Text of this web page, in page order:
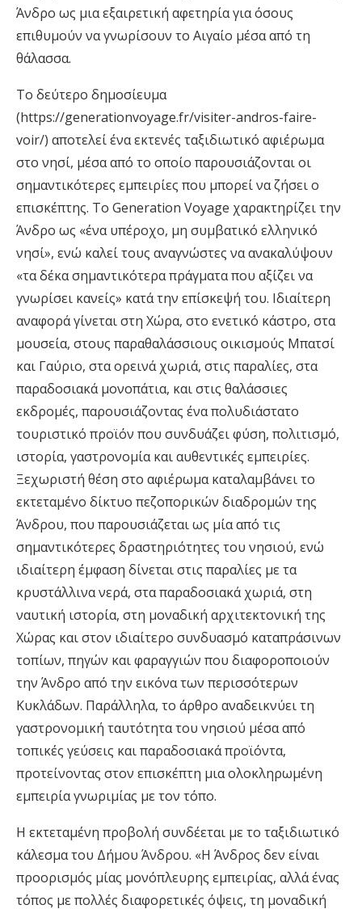
Άνδρο ως μια εξαιρετική αφετηρία για όσους
επιθυμούν να γνωρίσουν το Αιγαίο μέσα από τη
θάλασσα.
Το δεύτερο δημοσίευμα
(https://generationvoyage.fr/visiter-andros-faire-
voir/) αποτελεί ένα εκτενές ταξιδιωτικό αφιέρωμα
στο νησί, μέσα από το οποίο παρουσιάζονται οι
σημαντικότερες εμπειρίες που μπορεί να ζήσει ο
επισκέπτης. Το Generation Voyage χαρακτηρίζει την
Άνδρο ως «ένα υπέροχο, μη συμβατικό ελληνικό
νησί», ενώ καλεί τους αναγνώστες να ανακαλύψουν
«τα δέκα σημαντικότερα πράγματα που αξίζει να
γνωρίσει κανείς» κατά την επίσκεψή του. Ιδιαίτερη
αναφορά γίνεται στη Χώρα, στο ενετικό κάστρο, στα
μουσεία, στους παραθαλάσσιους οικισμούς Μπατσί
και Γαύριο, στα ορεινά χωριά, στις παραλίες, στα
παραδοσιακά μονοπάτια, και στις θαλάσσιες
εκδρομές, παρουσιάζοντας ένα πολυδιάστατο
τουριστικό προϊόν που συνδυάζει φύση, πολιτισμό,
ιστορία, γαστρονομία και αυθεντικές εμπειρίες.
Ξεχωριστή θέση στο αφιέρωμα καταλαμβάνει το
εκτεταμένο δίκτυο πεζοπορικών διαδρομών της
Άνδρου, που παρουσιάζεται ως μία από τις
σημαντικότερες δραστηριότητες του νησιού, ενώ
ιδιαίτερη έμφαση δίνεται στις παραλίες με τα
κρυστάλλινα νερά, στα παραδοσιακά χωριά, στη
ναυτική ιστορία, στη μοναδική αρχιτεκτονική της
Χώρας και στον ιδιαίτερο συνδυασμό καταπράσινων
τοπίων, πηγών και φαραγγιών που διαφοροποιούν
την Άνδρο από την εικόνα των περισσότερων
Κυκλάδων. Παράλληλα, το άρθρο αναδεικνύει τη
γαστρονομική ταυτότητα του νησιού μέσα από
τοπικές γεύσεις και παραδοσιακά προϊόντα,
προτείνοντας στον επισκέπτη μια ολοκληρωμένη
εμπειρία γνωριμίας με τον τόπο.
Η εκτεταμένη προβολή συνδέεται με το ταξιδιωτικό
κάλεσμα του Δήμου Άνδρου. «Η Άνδρος δεν είναι
προορισμός μίας μονόπλευρης εμπειρίας, αλλά ένας
τόπος με πολλές διαφορετικές όψεις, τη μοναδική